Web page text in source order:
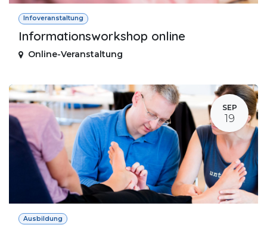
Infoveranstaltung
Informationsworkshop online
Online-Veranstaltung
SEP
19
Ausbildung